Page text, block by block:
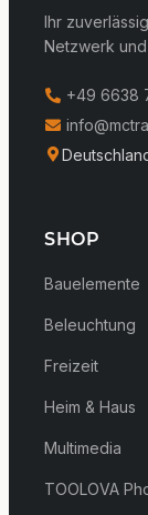
Ihr
Netzwerk
+49 6638
SHOP
Bauelemente
Beleuchtung
Freizeit
Heim & Haus
Multimedia
TOOLOVA